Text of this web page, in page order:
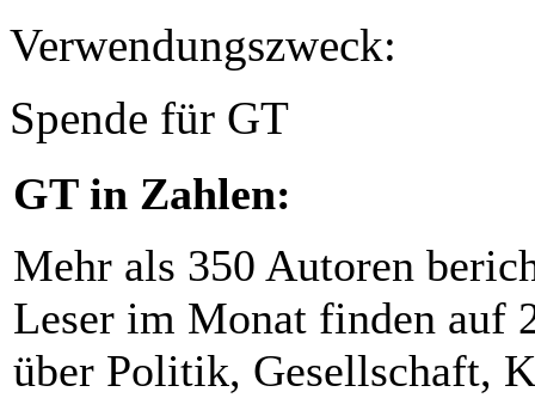
Verwendungszweck:
Spende für GT
GT in Zahlen:
Mehr als 350 Autoren
Leser im Monat finden auf
über Politik, Gesellschaft,